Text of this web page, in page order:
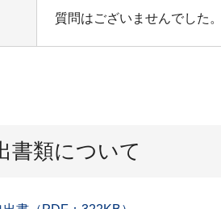
質問はございませんでした。
書類について